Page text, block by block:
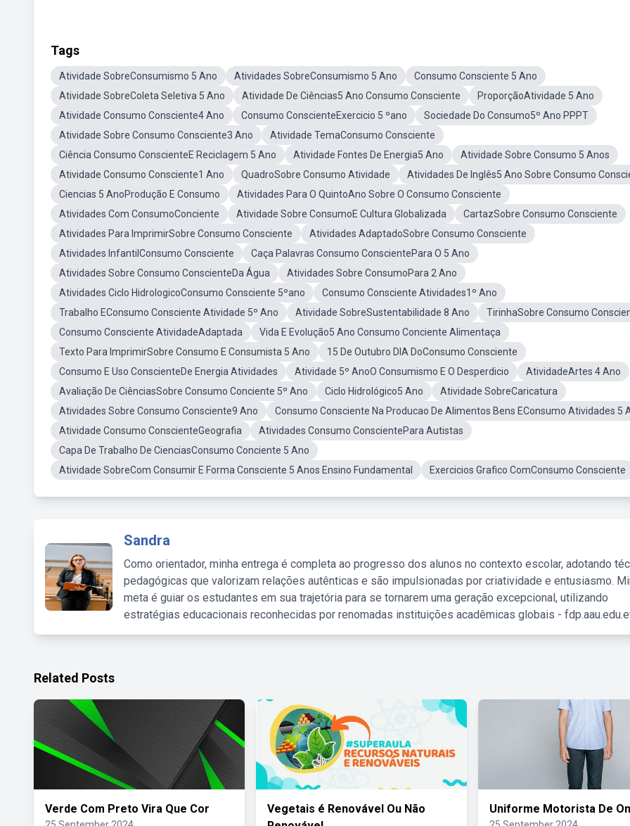
Tags
Atividade SobreConsumismo 5 Ano Atividades SobreConsumismo 5 Ano
Consumo Consciente 5 Ano
Atividade SobreColeta Seletiva 5 Ano
Atividade De Ciências5 Ano Consumo Consciente
ProporçãoAtividade 5 Ano
Atividade Consumo Consciente4 Ano
Consumo ConscienteExercicio 5 ºano
Sociedade Do Consumo5º Ano PPPT
Atividade Sobre Consumo Consciente3 Ano
Atividade TemaConsumo Consciente
Ciência Consumo ConscienteE Reciclagem 5 Ano
Atividade Fontes De Energia5 Ano
Atividade Sobre Consumo 5 Anos
Atividade Consumo Consciente1 Ano
QuadroSobre Consumo Atividade
Atividades De Inglês5 Ano Sobre Consumo
Ciencias 5 AnoProdução E Consumo
Atividades Para O QuintoAno Sobre O Consumo Consciente
Atividades Com ConsumoConciente
Atividade Sobre ConsumoE Cultura Globalizada
CartazSobre Consumo Consciente
Atividades Para ImprimirSobre Consumo Consciente
Atividades AdaptadoSobre Consumo Consciente
Atividades InfantilConsumo Consciente
Caça Palavras Consumo ConscientePara O 5 Ano
Atividades Sobre Consumo ConscienteDa Água
Atividades Sobre ConsumoPara 2 Ano
Atividades Ciclo HidrologicoConsumo Consciente 5ºano
Consumo Consciente Atividades1º Ano
Trabalho EConsumo Consciente Atividade 5º Ano
Atividade SobreSustentabilidade 8 Ano
TirinhaSobre Consumo
Consumo Consciente AtividadeAdaptada
Vida E Evolução5 Ano Consumo Conciente Alimentaça
Texto Para ImprimirSobre Consumo E Consumista 5 Ano
15 De Outubro DIA DoConsumo Consciente
Consumo E Uso ConscienteDe Energia Atividades
Atividade 5º AnoO Consumismo E O Desperdicio
AtividadeArtes 4 Ano
Avaliação De CiênciasSobre Consumo Conciente 5º Ano
Ciclo Hidrológico5 Ano
Atividade SobreCaricatura
Atividades Sobre Consumo Consciente9 Ano
Consumo Consciente Na Producao De Alimentos Bens EConsumo Atividades 5
Atividade Consumo ConscienteGeografia
Atividades Consumo ConscientePara Autistas
Capa De Trabalho De CienciasConsumo Conciente 5 Ano
Atividade SobreCom Consumir E Forma Consciente 5 Anos Ensino Fundamental
Exercicios Grafico ComConsumo Consciente
Sandra
Como orientador, minha entrega é completa ao progresso dos alunos no contexto escolar, adotando
pedagógicas que valorizam relações autênticas e são impulsionadas por criatividade e entusiasmo.
meta é guiar os estudantes em sua trajetória para se tornarem uma geração excepcional, utilizando
estratégias educacionais reconhecidas por renomadas instituições acadêmicas globais -
Related Posts
Verde Com Preto Vira Que Cor
Vegetais é Renovável Ou Não
Uniforme Motorista De